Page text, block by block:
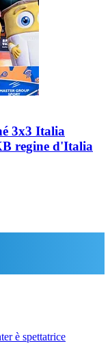
3x3 Italia
regine d'Italia
è spettatrice